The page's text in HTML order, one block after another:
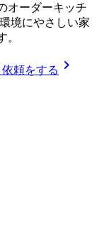
オーダーキッチ
境にやさしい家
。
頼をする chevron_right